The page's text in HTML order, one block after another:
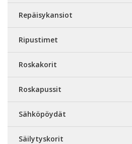
Repäisykansiot
Ripustimet
Roskakorit
Roskapussit
Sähköpöydät
Säilytyskorit